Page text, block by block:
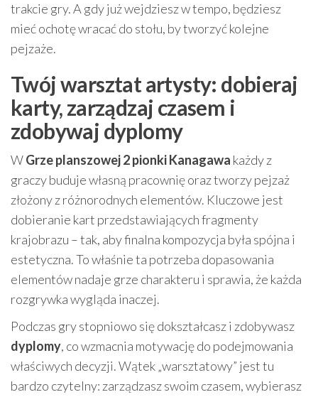
trakcie gry. A gdy już wejdziesz w tempo, będziesz
mieć ochotę wracać do stołu, by tworzyć kolejne
pejzaże.
Twój warsztat artysty: dobieraj
karty, zarządzaj czasem i
zdobywaj dyplomy
WGrze planszowej 2 pionki Kanagawa każdy z
graczy buduje własną pracownię oraz tworzy pejzaż
złożony z różnorodnych elementów. Kluczowe jest
dobieranie kart przedstawiających fragmenty
krajobrazu – tak, aby finalna kompozycja była spójna i
estetyczna. To właśnie ta potrzeba dopasowania
elementów nadaje grze charakteru i sprawia, że każda
rozgrywka wygląda inaczej.
Podczas gry stopniowo się dokształcasz i zdobywasz
dyplomy, co wzmacnia motywację do podejmowania
właściwych decyzji. Wątek „warsztatowy” jest tu
bardzo czytelny: zarządzasz swoim czasem, wybierasz